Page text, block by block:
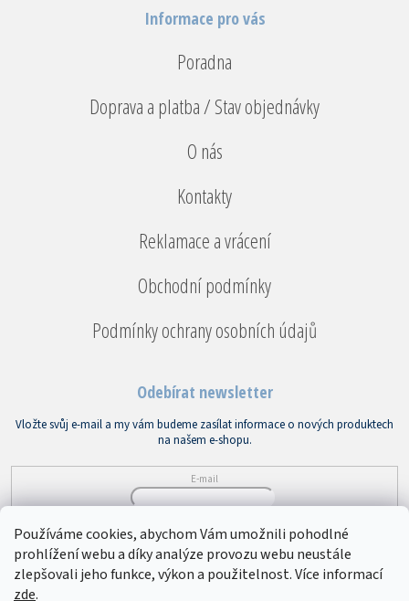
Používáme cookies, abychom Vám umožnili pohodlné
prohlížení webu a díky analýze provozu webu neustále
zlepšovali jeho funkce, výkon a použitelnost. Více informací
zde.
Informace pro vás
Poradna
Doprava a platba / Stav objednávky
O nás
Kontakty
Reklamace a vrácení
Obchodní podmínky
Podmínky ochrany osobních údajů
Odebírat newsletter
Vložte svůj e-mail a my vám budeme zasílat informace o nových produktech
na našem e-shopu.
E-mail
PŘIHLÁSIT SE